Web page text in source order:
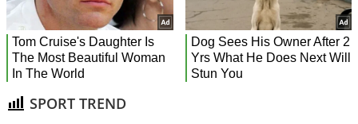
SPORT TREND